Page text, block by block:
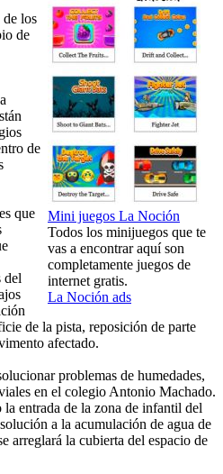
Mini juegos La Noción
Todos los minijuegos que te
vas a encontrar aquí son
completamente juegos de
internet gratis.
La Noción ads
los
de
de
que
del
de la pista, reposición de parte
afectado.
problemas de humedades,
en el colegio Antonio Machado.
entrada de la zona de infantil del
a la acumulación de agua de
arreglará la cubierta del espacio de